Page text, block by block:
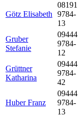
Götz Elisabeth
08191
9784-
13
Gruber
Stefanie
09444
9784-
12
Grüttner
Katharina
09444
9784-
42
Huber Franz
09444
9784-
13